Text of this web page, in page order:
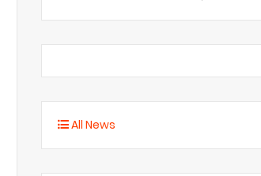
All News